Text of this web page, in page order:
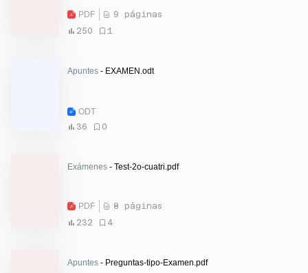
PDF
9 páginas
250
1
Apuntes - EXAMEN.odt
ODT
36
0
Exámenes - Test-2o-cuatri.pdf
PDF
8 páginas
232
4
Apuntes - Preguntas-tipo-Examen.pdf